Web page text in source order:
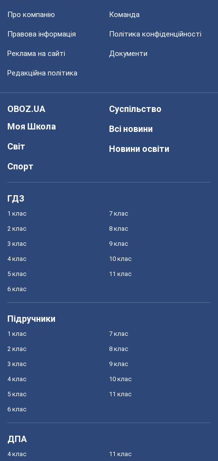
Про компанію Команда
Правова інформація Політика конфіденційності
Реклама на сайті Документи
Редакційна політика
OBOZ.UA
Моя Школа
Світ
Спорт
Суспільство
Всі новини
Новини освіти
ГДЗ
1 клас
2 клас
3 клас
4 клас
5 клас
6 клас
7 клас
8 клас
9 клас
10 клас
11 клас
Підручники
1 клас
2 клас
3 клас
4 клас
5 клас
6 клас
7 клас
8 клас
9 клас
10 клас
11 клас
ДПА
4 клас 11 клас